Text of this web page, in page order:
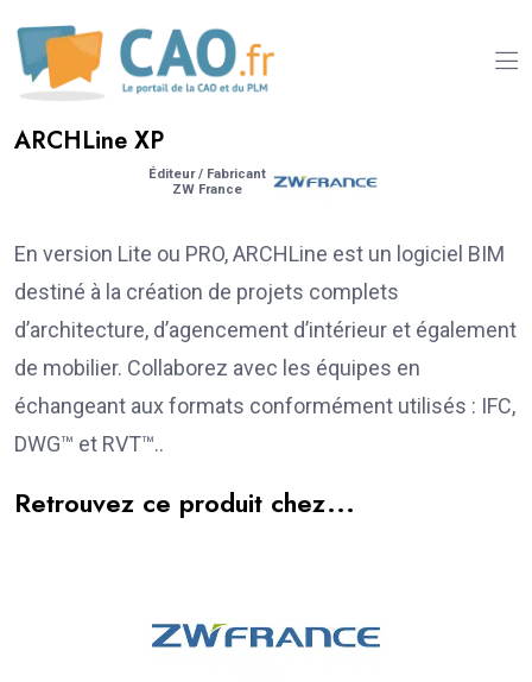
ARCHLine XP
Éditeur / Fabricant
ZW France
En version Lite ou PRO, ARCHLine est un logiciel BIM
destiné à la création de projets complets
d’architecture, d’agencement d’intérieur et également
de mobilier. Collaborez avec les équipes en
échangeant aux formats conformément utilisés : IFC,
DWG™ et RVT™..
Retrouvez ce produit chez...